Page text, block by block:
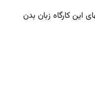
این کارگاه زبان بدن